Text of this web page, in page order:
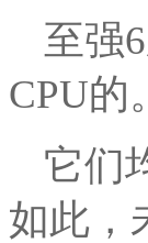
至强
CPU的。
它们
如此，